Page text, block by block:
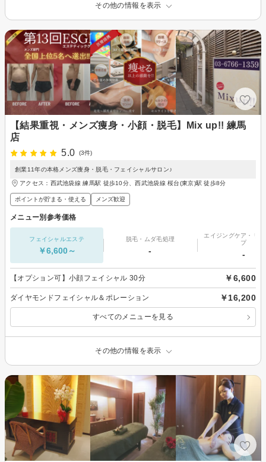
その他の情報を表示
【結果重視・メンズ痩身・小顔・脱毛】Mix up!! 練馬
店
5.0
(3件)
創業11年の本格メンズ痩身・脱毛・フェイシャルサロン♪
アクセス：西武池袋線 練馬駅 徒歩10分、西武池袋線 桜台(東京)駅 徒歩8分
ポイントが貯まる・使える メンズ歓迎
メニュー別参考価格
フェイシャルエステ
￥6,600～
脱毛・ムダ毛処理
-
エイジングケア・リ
プ
-
【オプション可】小顔フェイシャル 30分 ￥6,600
ダイヤモンドフェイシャル＆ポレーション ￥16,200
すべてのメニューを見る
その他の情報を表示